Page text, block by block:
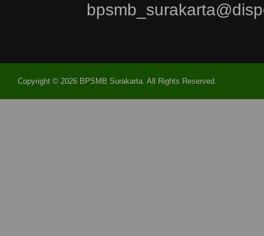
Copyright © 2026 BPSMB Surakarta. All Rights Reserved.